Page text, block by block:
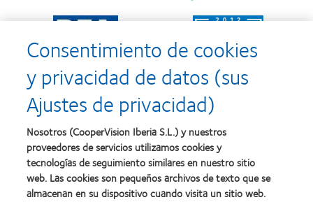
mejor
con
MyDay™
Mejor
empresa
el
desarrollo
del
liderazgo
Learn
about
2011:
Premios
a
mejor
(2011)
Learn
about
2011:
Premio
a
salud
Learn
about
2012:
Premio
Manufacturing
Leadership
100
Learn
more
about
2012
Premio
internacional
REBRAND
100®
Learn
more
Consentimiento de cookies
y privacidad de datos (sus
Ajustes de privacidad)
Nosotros (CooperVision Iberia S.L.) y nuestros
proveedores de servicios utilizamos cookies y
tecnologías de seguimiento similares en nuestro sitio
web. Las cookies son pequeños archivos de texto que se
almacenan en su dispositivo cuando visita un sitio web.